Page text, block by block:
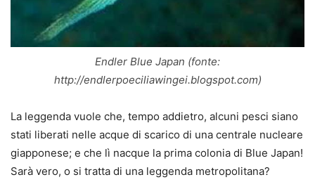
Endler Blue Japan (fonte:
http://endlerpoeciliawingei.blogspot.com)
La leggenda vuole che, tempo addietro, alcuni pesci siano
stati liberati nelle acque di scarico di una centrale nucleare
giapponese; e che lì nacque la prima colonia di Blue Japan!
Sarà vero, o si tratta di una leggenda metropolitana?